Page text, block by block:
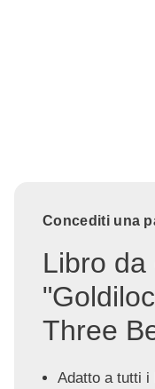
Concediti una
Libro da
Three
Adatto a tutti i